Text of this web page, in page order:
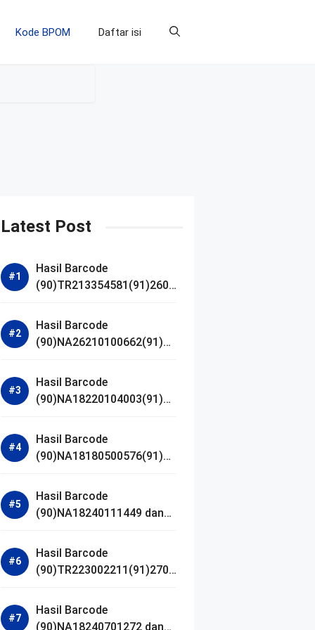
Kode BPOM Daftar isi
Latest Post
Hasil Barcode
(90)TR213354581(91)2607
Hasil Barcode
(90)NA26210100662(91)24
Hasil Barcode
(90)NA18220104003(91)25
Hasil Barcode
(90)NA18180500576(91)21
Hasil Barcode
(90)NA18240111449 dan
Hasil Barcode
(90)TR223002211(91)2701
Hasil Barcode
(90)NA18240701272 dan